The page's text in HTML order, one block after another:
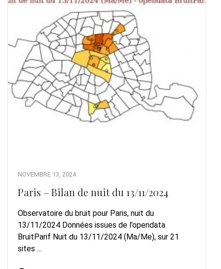
NOVEMBRE 13, 2024
Paris – Bilan de nuit du 13/11/2024
Observatoire du bruit pour Paris, nuit du
13/11/2024 Données issues de l’opendata
BruitParif Nuit du 13/11/2024 (Ma/Me), sur 21
sites …